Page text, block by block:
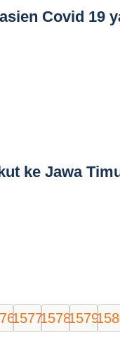
Covid 19
ke Jawa
157715781579